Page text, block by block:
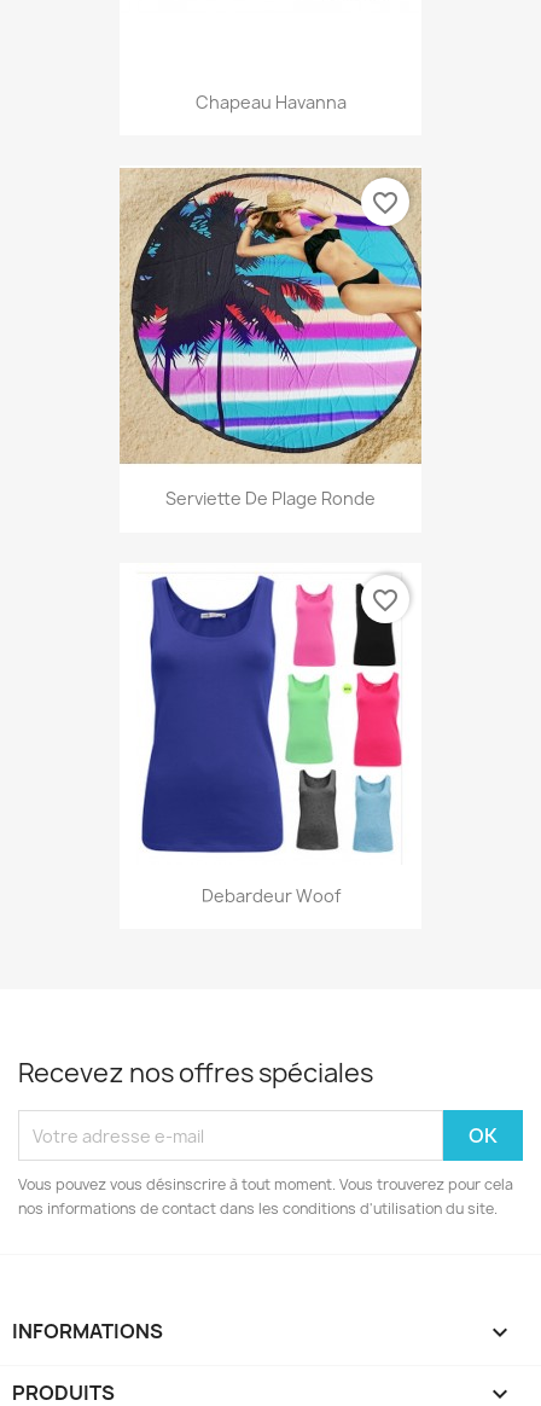
Chapeau Havanna
Serviette De Plage Ronde
favorite_border
Debardeur Woof
favorite_border
Recevez nos offres spéciales
Vous pouvez vous désinscrire à tout moment. Vous trouverez pour cela
nos informations de contact dans les conditions d'utilisation du site.
INFORMATIONS keyboard_arrow_down
PRODUITS 